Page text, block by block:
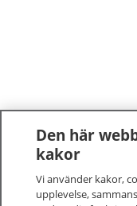
Den här
kakor
Vi använder kakor,
upplevelse,